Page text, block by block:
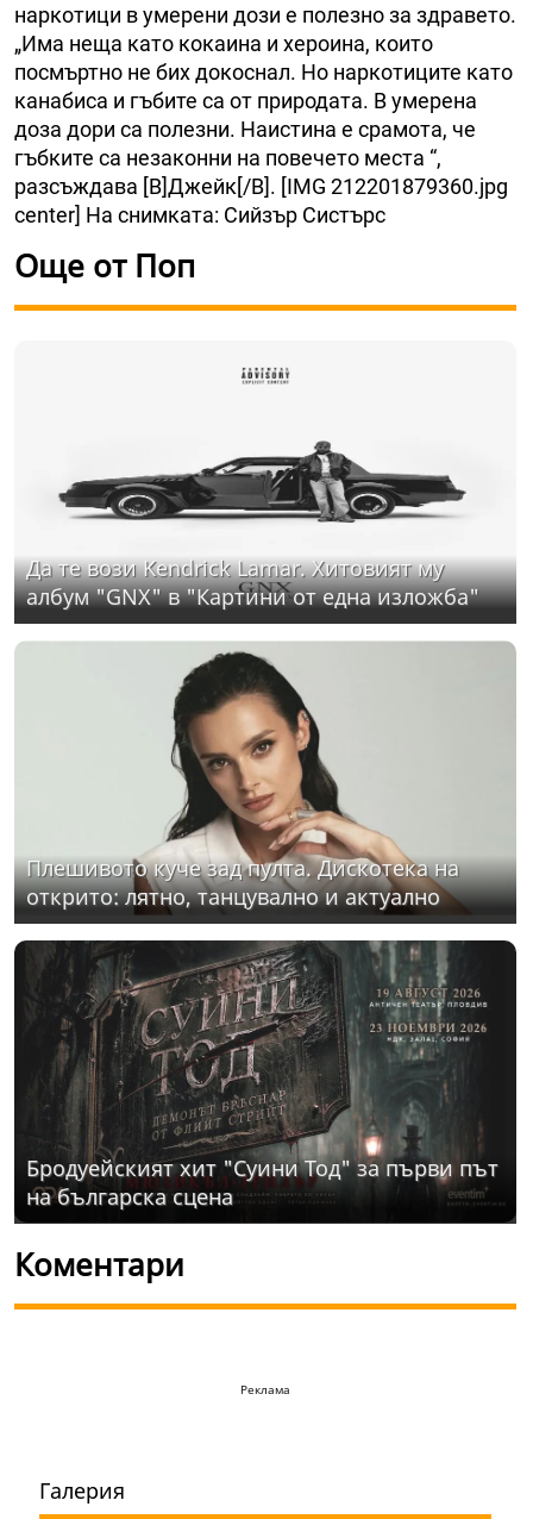
наркотици в умерени дози е полезно за здравето.
„Има неща като кокаина и хероина, които
посмъртно не бих докоснал. Но наркотиците като
канабиса и гъбите са от природата. В умерена
доза дори са полезни. Наистина е срамота, че
гъбките са незаконни на повечето места “,
разсъждава [B]Джейк[/B]. [IMG 212201879360.jpg
center] На снимката: Сийзър Систърс
Още от Поп
Да те вози Kendrick Lamar. Хитовият му
албум "GNX" в "Картини от една изложба"
Плешивото куче зад пулта. Дискотека на
открито: лятно, танцувално и актуално
Бродуейският хит "Суини Тод" за първи път
на българска сцена
Коментари
Реклама
Галерия